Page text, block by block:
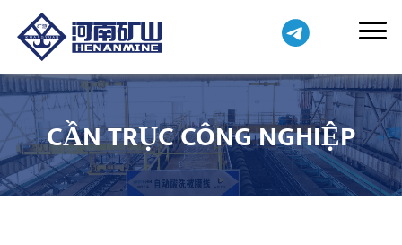
CẦN TRỤC CÔNG NGHIỆP